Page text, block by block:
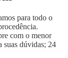
para todo o
com o menor
suas dúvidas; 24